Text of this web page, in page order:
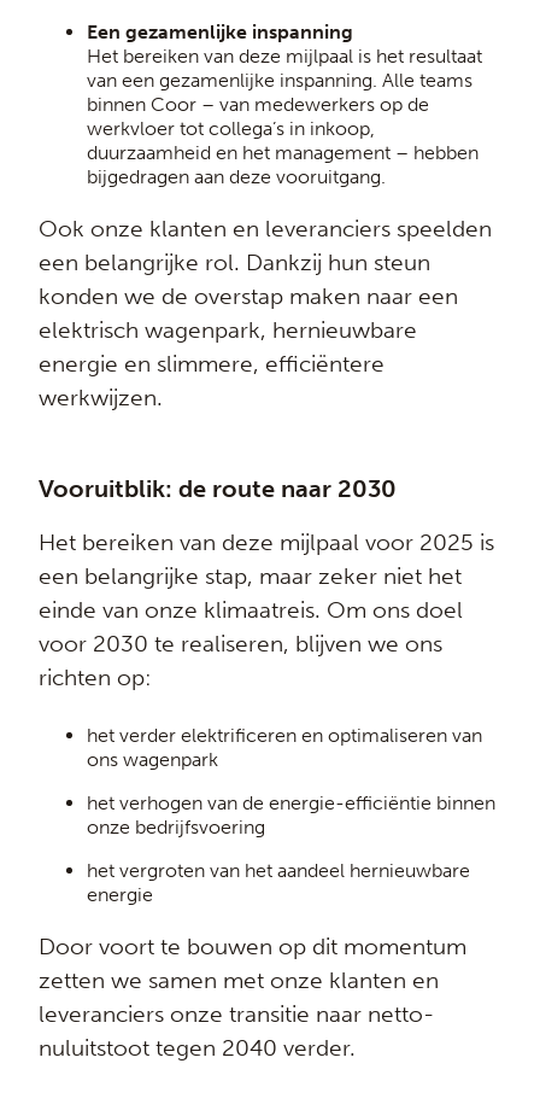
Een gezamenlijke inspanning
Het bereiken van deze mijlpaal is het resultaat
van een gezamenlijke inspanning. Alle teams
binnen Coor – van medewerkers op de
werkvloer tot collega’s in inkoop,
duurzaamheid en het management – hebben
bijgedragen aan deze vooruitgang.
Ook onze klanten en leveranciers speelden
een belangrijke rol. Dankzij hun steun
konden we de overstap maken naar een
elektrisch wagenpark, hernieuwbare
energie en slimmere, efficiëntere
werkwijzen.
Vooruitblik: de route naar 2030
Het bereiken van deze mijlpaal voor 2025 is
een belangrijke stap, maar zeker niet het
einde van onze klimaatreis. Om ons doel
voor 2030 te realiseren, blijven we ons
richten op:
het verder elektrificeren en optimaliseren van
ons wagenpark
het verhogen van de energie-efficiëntie binnen
onze bedrijfsvoering
het vergroten van het aandeel hernieuwbare
energie
Door voort te bouwen op dit momentum
zetten we samen met onze klanten en
leveranciers onze transitie naar netto-
nuluitstoot tegen 2040 verder.